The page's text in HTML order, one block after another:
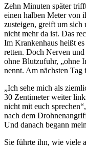
Zehn Minuten später
einen halben Meter von
zu­stei­gen, greift um sich
nicht mehr da ist. Das
Im Kran­ken­haus heißt
retten. Doch Nerven
ohne Blut­zu­fuhr, „ohne
nennt. Am nächs­ten
„Ich sehe mich als
30 Zen­ti­me­ter weiter
nicht mit euch
nach dem
Und danach begann
Sie führte ihn, wie viele